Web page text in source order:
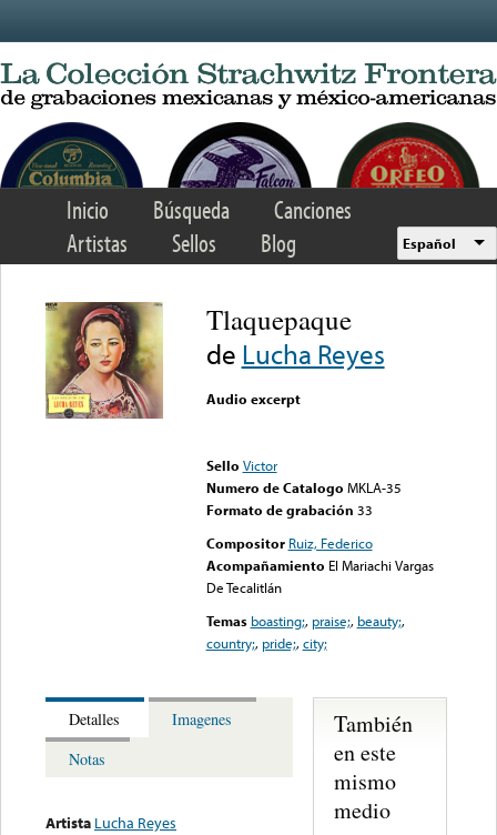
Inicio Búsqueda
Canciones
Artistas
Sellos Blog Español
Tlaquepaque
de Lucha Reyes
Audio excerpt
Sello Victor
Numero de Catalogo MKLA-35
Formato de grabación 33
Compositor Ruiz, Federico
Acompañamiento El Mariachi Vargas
De Tecalitlán
Temas boasting;, praise;, beauty;,
country;, pride;,city;
Detalles
Imagenes
Notas
Artista Lucha Reyes
También
en este
mismo
medio